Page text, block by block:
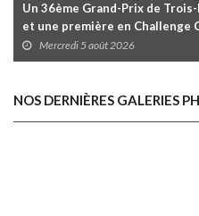
Un 36ème Grand-Prix de
et une première en Challenge
Mercredi 5 août 2026
NOS DERNIÈRES GALERIES